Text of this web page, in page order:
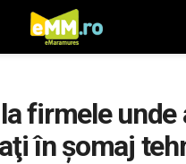
firmele unde
în şomaj